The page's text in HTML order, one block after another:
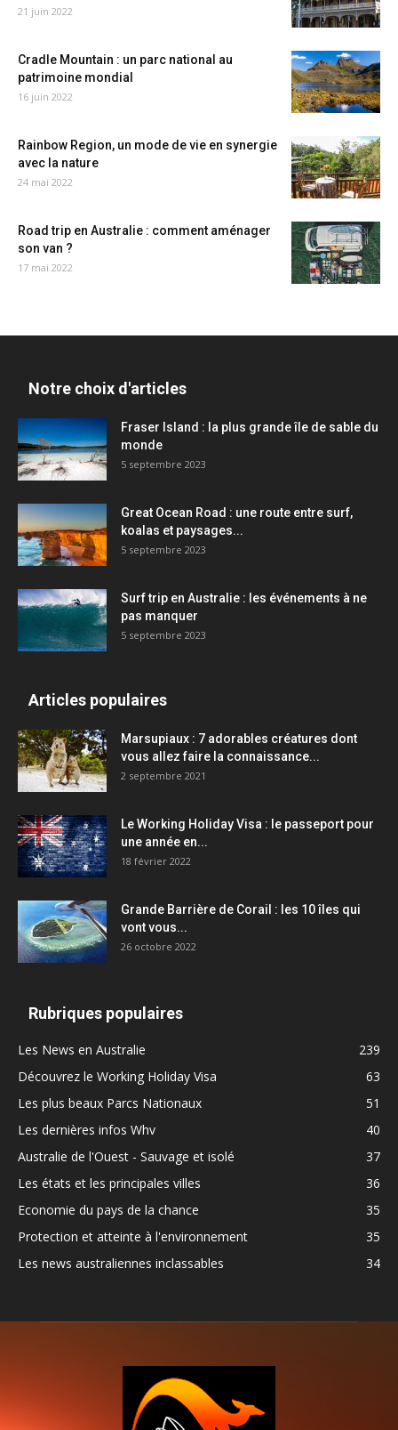
21 juin 2022
Cradle Mountain : un parc national au
patrimoine mondial
16 juin 2022
Rainbow Region, un mode de vie en synergie
avec la nature
24 mai 2022
Road trip en Australie : comment aménager
son van ?
17 mai 2022
Notre choix d'articles
Fraser Island : la plus grande île de sable du
monde
5 septembre 2023
Great Ocean Road : une route entre surf,
koalas et paysages...
5 septembre 2023
Surf trip en Australie : les événements à ne
pas manquer
5 septembre 2023
Articles populaires
Marsupiaux : 7 adorables créatures dont
vous allez faire la connaissance...
2 septembre 2021
Le Working Holiday Visa : le passeport pour
une année en...
18 février 2022
Grande Barrière de Corail : les 10 îles qui
vont vous...
26 octobre 2022
Rubriques populaires
Les News en Australie
239
Découvrez le Working Holiday Visa
63
Les plus beaux Parcs Nationaux
51
Les dernières infos Whv
40
Australie de l'Ouest - Sauvage et isolé
37
Les états et les principales villes
36
Economie du pays de la chance
35
Protection et atteinte à l'environnement
35
Les news australiennes inclassables
34